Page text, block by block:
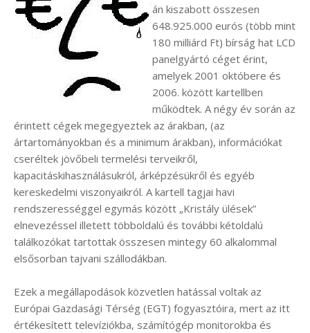
án kiszabott összesen
648.925.000 eurós (több mint
180 milliárd Ft) bírság hat LCD
panelgyártó céget érint,
amelyek 2001 októbere és
2006. között kartellben
működtek. A négy év során az
érintett cégek megegyeztek az árakban, (az
ártartományokban és a minimum árakban), információkat
cseréltek jövőbeli termelési terveikről,
kapacitáskihasználásukról, árképzésükről és egyéb
kereskedelmi viszonyaikról. A kartell tagjai havi
rendszerességgel egymás között „Kristály ülések”
elnevezéssel illetett többoldalú és további kétoldalú
találkozókat tartottak összesen mintegy 60 alkalommal
elsősorban tajvani szállodákban.
Ezek a megállapodások közvetlen hatással voltak az
Európai Gazdasági Térség (EGT) fogyasztóira, mert az itt
értékesített televíziókba, számítógép monitorokba és